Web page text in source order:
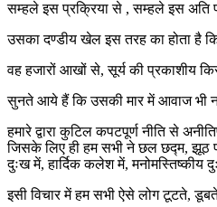
सम्हले इस प्रक्रिया से , सम्हले इस अति
उसका दण्डीय खेल इस तरह का होता है
वह हजारों आखों से, सूर्य की प्रकाशीय
सुनते आये हैं कि उसकी मार में आवाज भी
हमारे द्वारा कुटिल कपटपूर्ण नीति से
जिसके लिए ही हम सभी ने छल छद्म, झूठ
दुःख में, हार्दिक कलेश में, मनोमस्तिष्कीय
इसी विचार में हम सभी ऐसे लोग टूटते,